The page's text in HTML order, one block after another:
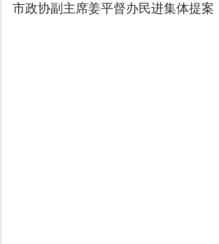
市政协副主席姜平督办民进集体提案